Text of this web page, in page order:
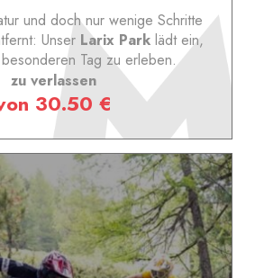
und doch nur wenige Schritte
Unser Larix Parklädt ein,
Tag zu erleben.
zu verlassen
30.50 €